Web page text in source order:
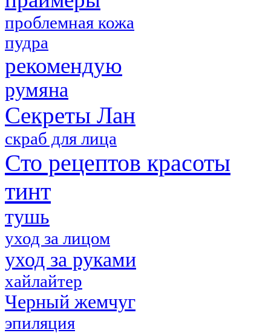
проблемная кожа
пудра
рекомендую
румяна
Секреты Лан
скраб для лица
Сто рецептов красоты
тинт
тушь
уход за лицом
уход за руками
хайлайтер
Черный жемчуг
эпиляция